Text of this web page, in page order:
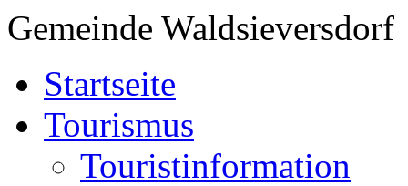
Gemeinde Waldsieversdorf
Startseite
Tourismus
Touristinformation